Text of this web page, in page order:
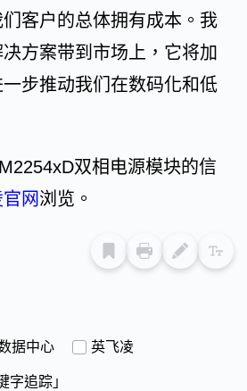
客户的总体拥有成本。我
方案带到市场上，它将加
步推动我们在数码化和低
双相电源模块的信
网 浏览。
据中心 英飞凌
字追踪」